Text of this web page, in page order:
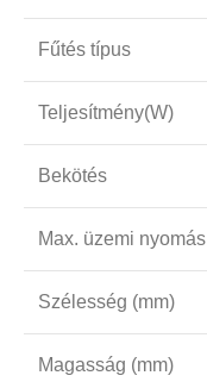
Fűtés típus
Teljesítmény(W)
Bekötés
Max. üzemi nyomás
Szélesség (mm)
Magasság (mm)